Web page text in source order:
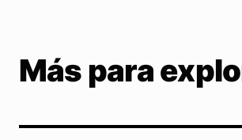
Más para